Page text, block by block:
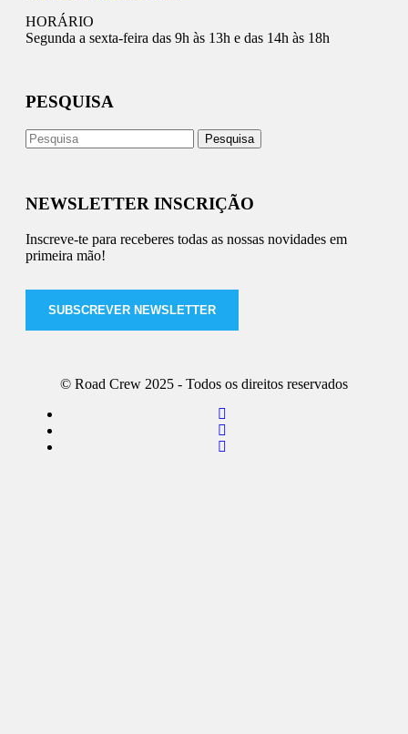
HORÁRIO
Segunda a sexta-feira das 9h às 13h e das 14h às 18h
PESQUISA
NEWSLETTER INSCRIÇÃO
Inscreve-te para receberes todas as nossas novidades em
primeira mão!
SUBSCREVER NEWSLETTER
© Road Crew 2025 - Todos os direitos reservados